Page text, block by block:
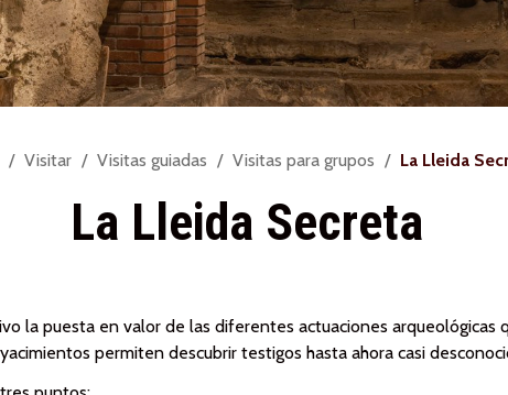
Visitar Visitas guiadas Visitas para grupos La Lleida
La Lleida Secreta
la puesta en valor de las diferentes actuaciones arqueológicas
permiten descubrir testigos hasta ahora casi